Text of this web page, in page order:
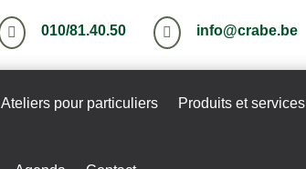
 010/81.40.50  info@crabe.be
Ateliers pour particuliers Produits et services